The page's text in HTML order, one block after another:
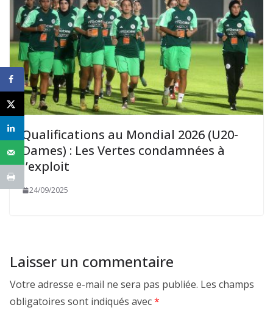
Qualifications au Mondial 2026 (U20-
Dames) : Les Vertes condamnées à
l’exploit
24/09/2025
Laisser un commentaire
Votre adresse e-mail ne sera pas publiée. Les champs
obligatoires sont indiqués avec*